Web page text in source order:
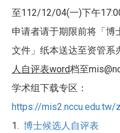
至112/12/04(一)下午
申请者请于期限前将「博
文件」纸本送达至资管系
人自评表word档至
学术组下载专区：
https://
1. 博士候选人自评表